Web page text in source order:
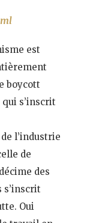
est
boycott
s’inscrit
l’industrie
de
des
s’inscrit
Oui